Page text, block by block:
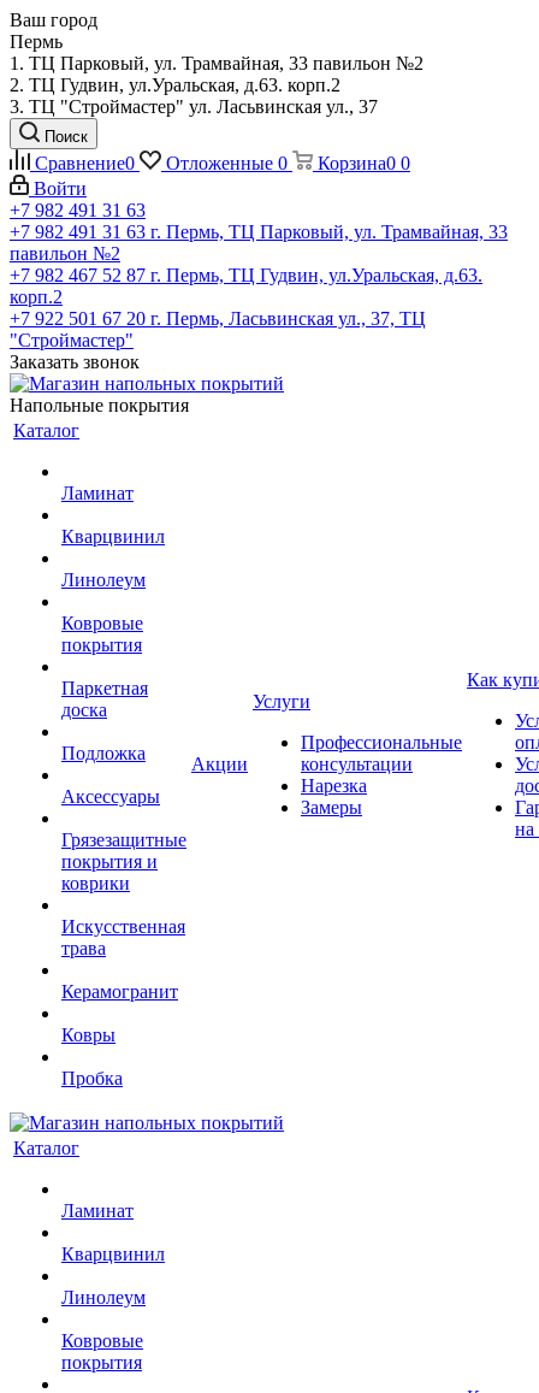
Ваш город
Пермь
1. ТЦ Парковый, ул. Трамвайная, 33 павильон №2
2. ТЦ Гудвин, ул.Уральская, д.63. корп.2
3. ТЦ "Строймастер" ул. Ласьвинская ул., 37
Поиск
Сравнение0 Отложенные 0 Корзина0 0
Войти
+7 982 491 31 63
+7 982 491 31 63 г. Пермь, ТЦ Парковый, ул. Трамвайная, 33
павильон №2
+7 982 467 52 87 г. Пермь, ТЦ Гудвин, ул.Уральская, д.63.
корп.2
+7 922 501 67 20 г. Пермь, Ласьвинская ул., 37, ТЦ
"Строймастер"
Заказать звонок
Напольные покрытия
Каталог
Ламинат
Кварцвинил
Линолеум
Ковровые
покрытия
Паркетная
доска
Подложка
Аксессуары
Грязезащитные
покрытия и
коврики
Искусственная
трава
Керамогранит
Ковры
Пробка
Акции
Услуги
Профессиональные
консультации
Нарезка
Замеры
Как
на
Каталог
Ламинат
Кварцвинил
Линолеум
Ковровые
покрытия